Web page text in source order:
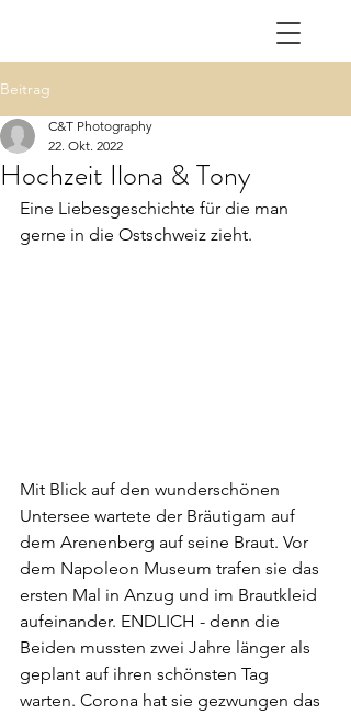
Beitrag
Hochzeit Ilona & Tony
C&T Photography
22. Okt. 2022
Eine Liebesgeschichte für die man
gerne in die Ostschweiz zieht.
Mit Blick auf den wunderschönen
Untersee wartete der Bräutigam auf
dem Arenenberg auf seine Braut. Vor
dem Napoleon Museum trafen sie das
ersten Mal in Anzug und im Brautkleid
aufeinander. ENDLICH - denn die
Beiden mussten zwei Jahre länger als
geplant auf ihren schönsten Tag
warten. Corona hat sie gezwungen das